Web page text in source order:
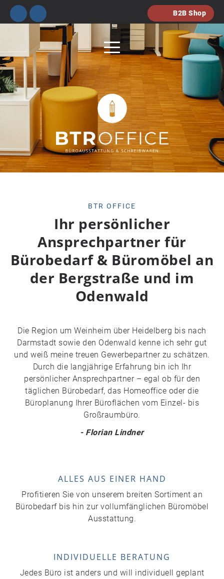
B2B Shop
BTR OFFICE
Ihr persönlicher
Ansprechpartner für
Bürobedarf & Büromöbel an
der Bergstraße und im
Odenwald
Die Region um Weinheim über Heidelberg bis nach
Darmstadt sowie den Odenwald kenne ich sehr gut
und weiß meine treuen Gewerbepartner zu schätzen.
Durch die langjährige Erfahrung bin ich Ihr
persönlicher Ansprechpartner – egal ob für den
täglichen Bürobedarf, das Homeoffice oder die
Büroplanung Ihrer Büroflächen vom Einzel- bis
Großraumbüro.
- Florian Lindner
ALLES AUS EINER HAND
Profitieren Sie von unserem breiten Sortiment an
Bürobedarf bis hin zur vollumfänglichen Büromöbel
Ausstattung.
INDIVIDUELLE BERATUNG
Jedes Büro ist anders und will individuell geplant